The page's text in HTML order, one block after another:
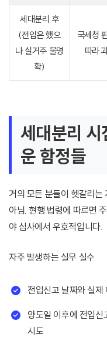
세대분리 후
(전입은 했으
나 실거주 불명
확)
국세청
따라
세대분리 시
운 함정들
거의 모든 분들이 헷갈리는
아님. 현행 법령에 따르면
야 심사에서 우호적입니다.
자주 발생하는 실무 실수
전입신고 날짜와 실제
양도일 이후에 전입
시도